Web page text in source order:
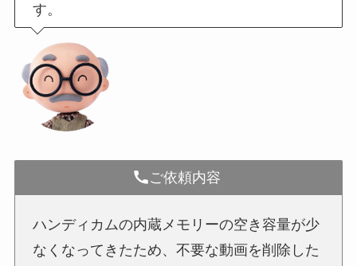
す。
ご依頼内容
ハンディカムの内蔵メモリーの空き容量が少
なくなってきたため、不要な動画を削除した